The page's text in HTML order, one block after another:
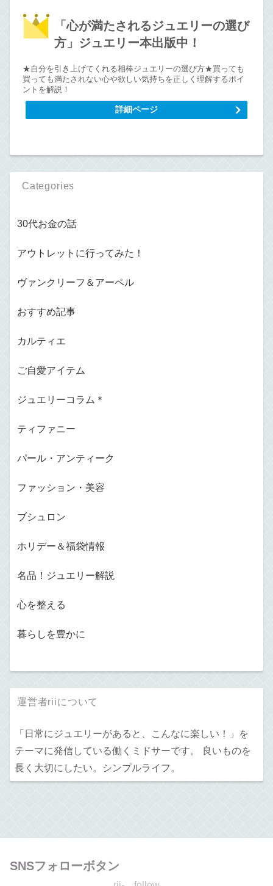
「心が満たされるジュエリーの選び
方」ジュエリー本出版中！
★自分を引き上げてくれる相棒ジュエリーの選び方★買っても
買っても満たされない心や欲しい気持ちを正しく理解するポイ
ントを解説！
詳細ページ
Categories
30代お金の話
アウトレットに行ってみた！
ヴァンクリーフ＆アーペル
おすすめ記事
カルティエ
ご自愛アイテム
ジュエリーコラム＊
ティファニー
パール・アンティーク
ファッション・美容
ブシュロン
ホリデー＆福袋情報
名品！ジュエリー解説
心を整える
暮らしを豊かに
運営者riiについて
「日常にジュエリーがあると、こんなに楽しい！」を
テーマに発信している働くミドサーです。 良いものを
長く大切にしたい。シンプルライフ。
SNSフォローボタン